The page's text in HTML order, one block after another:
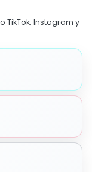
TikTok, Instagram y